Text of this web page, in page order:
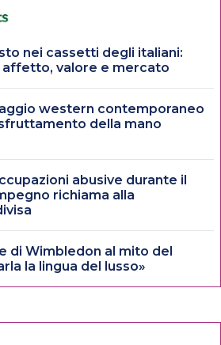
nei cassetti degli italiani:
valore e mercato
western contemporaneo
della mano
abusive durante il
richiama alla
di Wimbledon al mito del
la lingua del lusso»